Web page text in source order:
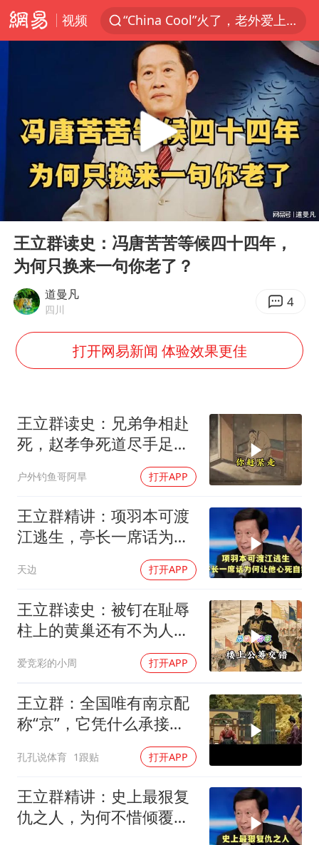
视频
“China Cool”火了，老外爱上中国避暑游
台风白海豚闭眼浙江上海处于危险半圆
浙江台州《告全体市民书》
张本智和：零封向鹏不意外
云南一地村民过火把节意外灼伤16人
泰国初中生饮弹自尽前开了26枪
22岁女生独闯南太行失联12天
用AI造出新病毒意味着什么
泰国校园枪击事件已致8死30余伤
女子被狗舔脚确诊三级暴露 医生回应
习近平心系体育强国建设
Play
10:24
王立群读史：冯唐苦苦等候四十四年，
为何只换来一句你老了？
道曼凡
四川 4
打开网易新闻 体验效果更佳
王立群读史：兄弟争相赴
死，赵孝争死道尽手足真
户外钓鱼哥阿旱 打开APP
王立群精讲：项羽本可渡
江逃生，亭长一席话为何
天边 打开APP
王立群读史：被钉在耻辱
柱上的黄巢还有不为人知
爱竞彩的小周 打开APP
王立群：全国唯有南京配
称“京”，它凭什么承接文
孔孔说体育 1跟贴 打开APP
王立群精讲：史上最狠复
仇之人，为何不惜倾覆一